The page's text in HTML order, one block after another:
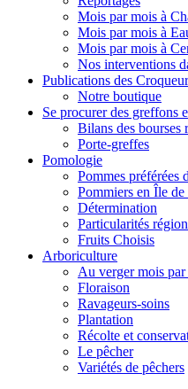
Mois par mois à
Mois par mois à
Mois par mois à
Nos interventions
Publications des
Notre boutique
Se procurer des greffons
Bilans des bourses
Porte-greffes
Pomologie
Pommes préférées
Pommiers en Île de
Détermination
Particularités
Fruits Choisis
Arboriculture
Au verger mois
Floraison
Ravageurs-soins
Plantation
Récolte et
Le pêcher
Variétés de pêchers